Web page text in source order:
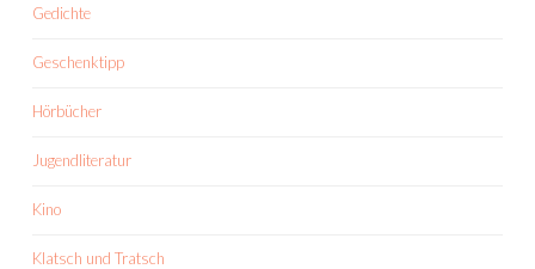
Gedichte
Geschenktipp
Hörbücher
Jugendliteratur
Kino
Klatsch und Tratsch